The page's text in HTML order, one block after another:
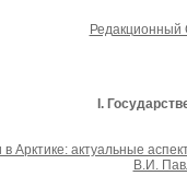
Редакционный
I.
Арктике: актуальные
В.И.